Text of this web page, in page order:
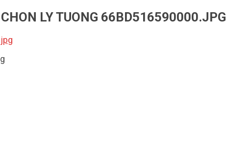
LY TUONG 66BD516590000.JPG